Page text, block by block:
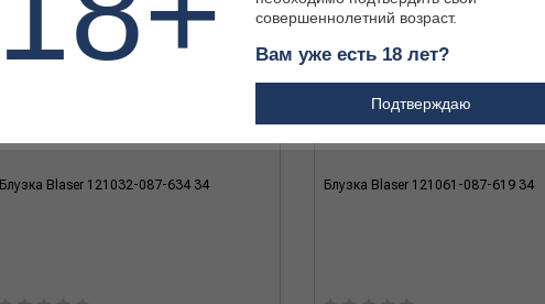
Блузка Blaser 121032-087-634 34 Блузка Blaser 121061-087-619 34
совершеннолетний возраст.
Вам уже есть 18 лет?
Подтверждаю